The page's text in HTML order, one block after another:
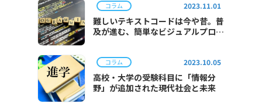
コラム 2023.11.01
難しいテキストコードは今や昔。普
及が進む、簡単なビジュアルプログ
コラム 2023.10.05
高校・大学の受験科目に「情報分
野」が追加された現代社会と未来